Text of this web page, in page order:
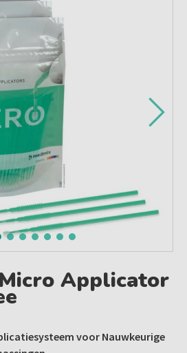
Applicator
voor Nauwkeurige